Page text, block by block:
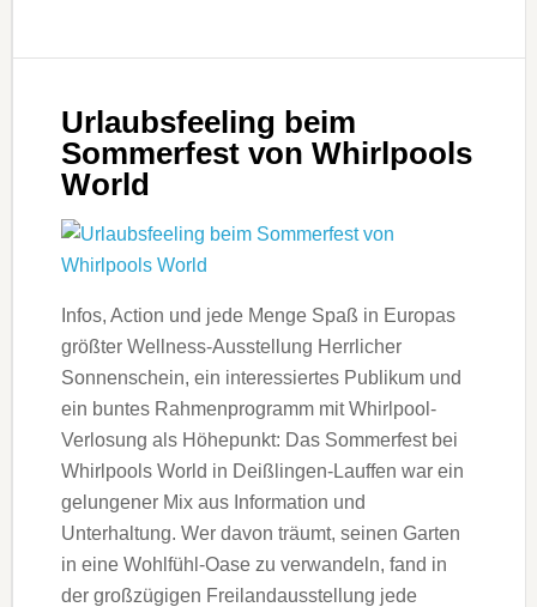
Urlaubsfeeling beim
Sommerfest von Whirlpools
World
Infos, Action und jede Menge Spaß in Europas
größter Wellness-Ausstellung Herrlicher
Sonnenschein, ein interessiertes Publikum und
ein buntes Rahmenprogramm mit Whirlpool-
Verlosung als Höhepunkt: Das Sommerfest bei
Whirlpools World in Deißlingen-Lauffen war ein
gelungener Mix aus Information und
Unterhaltung. Wer davon träumt, seinen Garten
in eine Wohlfühl-Oase zu verwandeln, fand in
der großzügigen Freilandausstellung jede